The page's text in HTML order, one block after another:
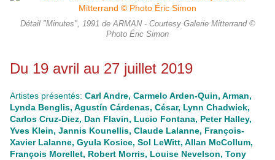
Détail "Minutes", 1991 de ARMAN - Courtesy Galerie Mitterrand ©
Photo Éric Simon
Du 19 avril au 27 juillet 2019
Artistes présentés: Carl Andre, Carmelo Arden-Quin, Arman,
Lynda Benglis, Agustín Cárdenas, César, Lynn Chadwick,
Carlos Cruz-Diez, Dan Flavin, Lucio Fontana, Peter Halley,
Yves Klein, Jannis Kounellis, Claude Lalanne, François-
Xavier Lalanne, Gyula Kosice, Sol LeWitt, Allan McCollum,
François Morellet, Robert Morris, Louise Nevelson, Tony